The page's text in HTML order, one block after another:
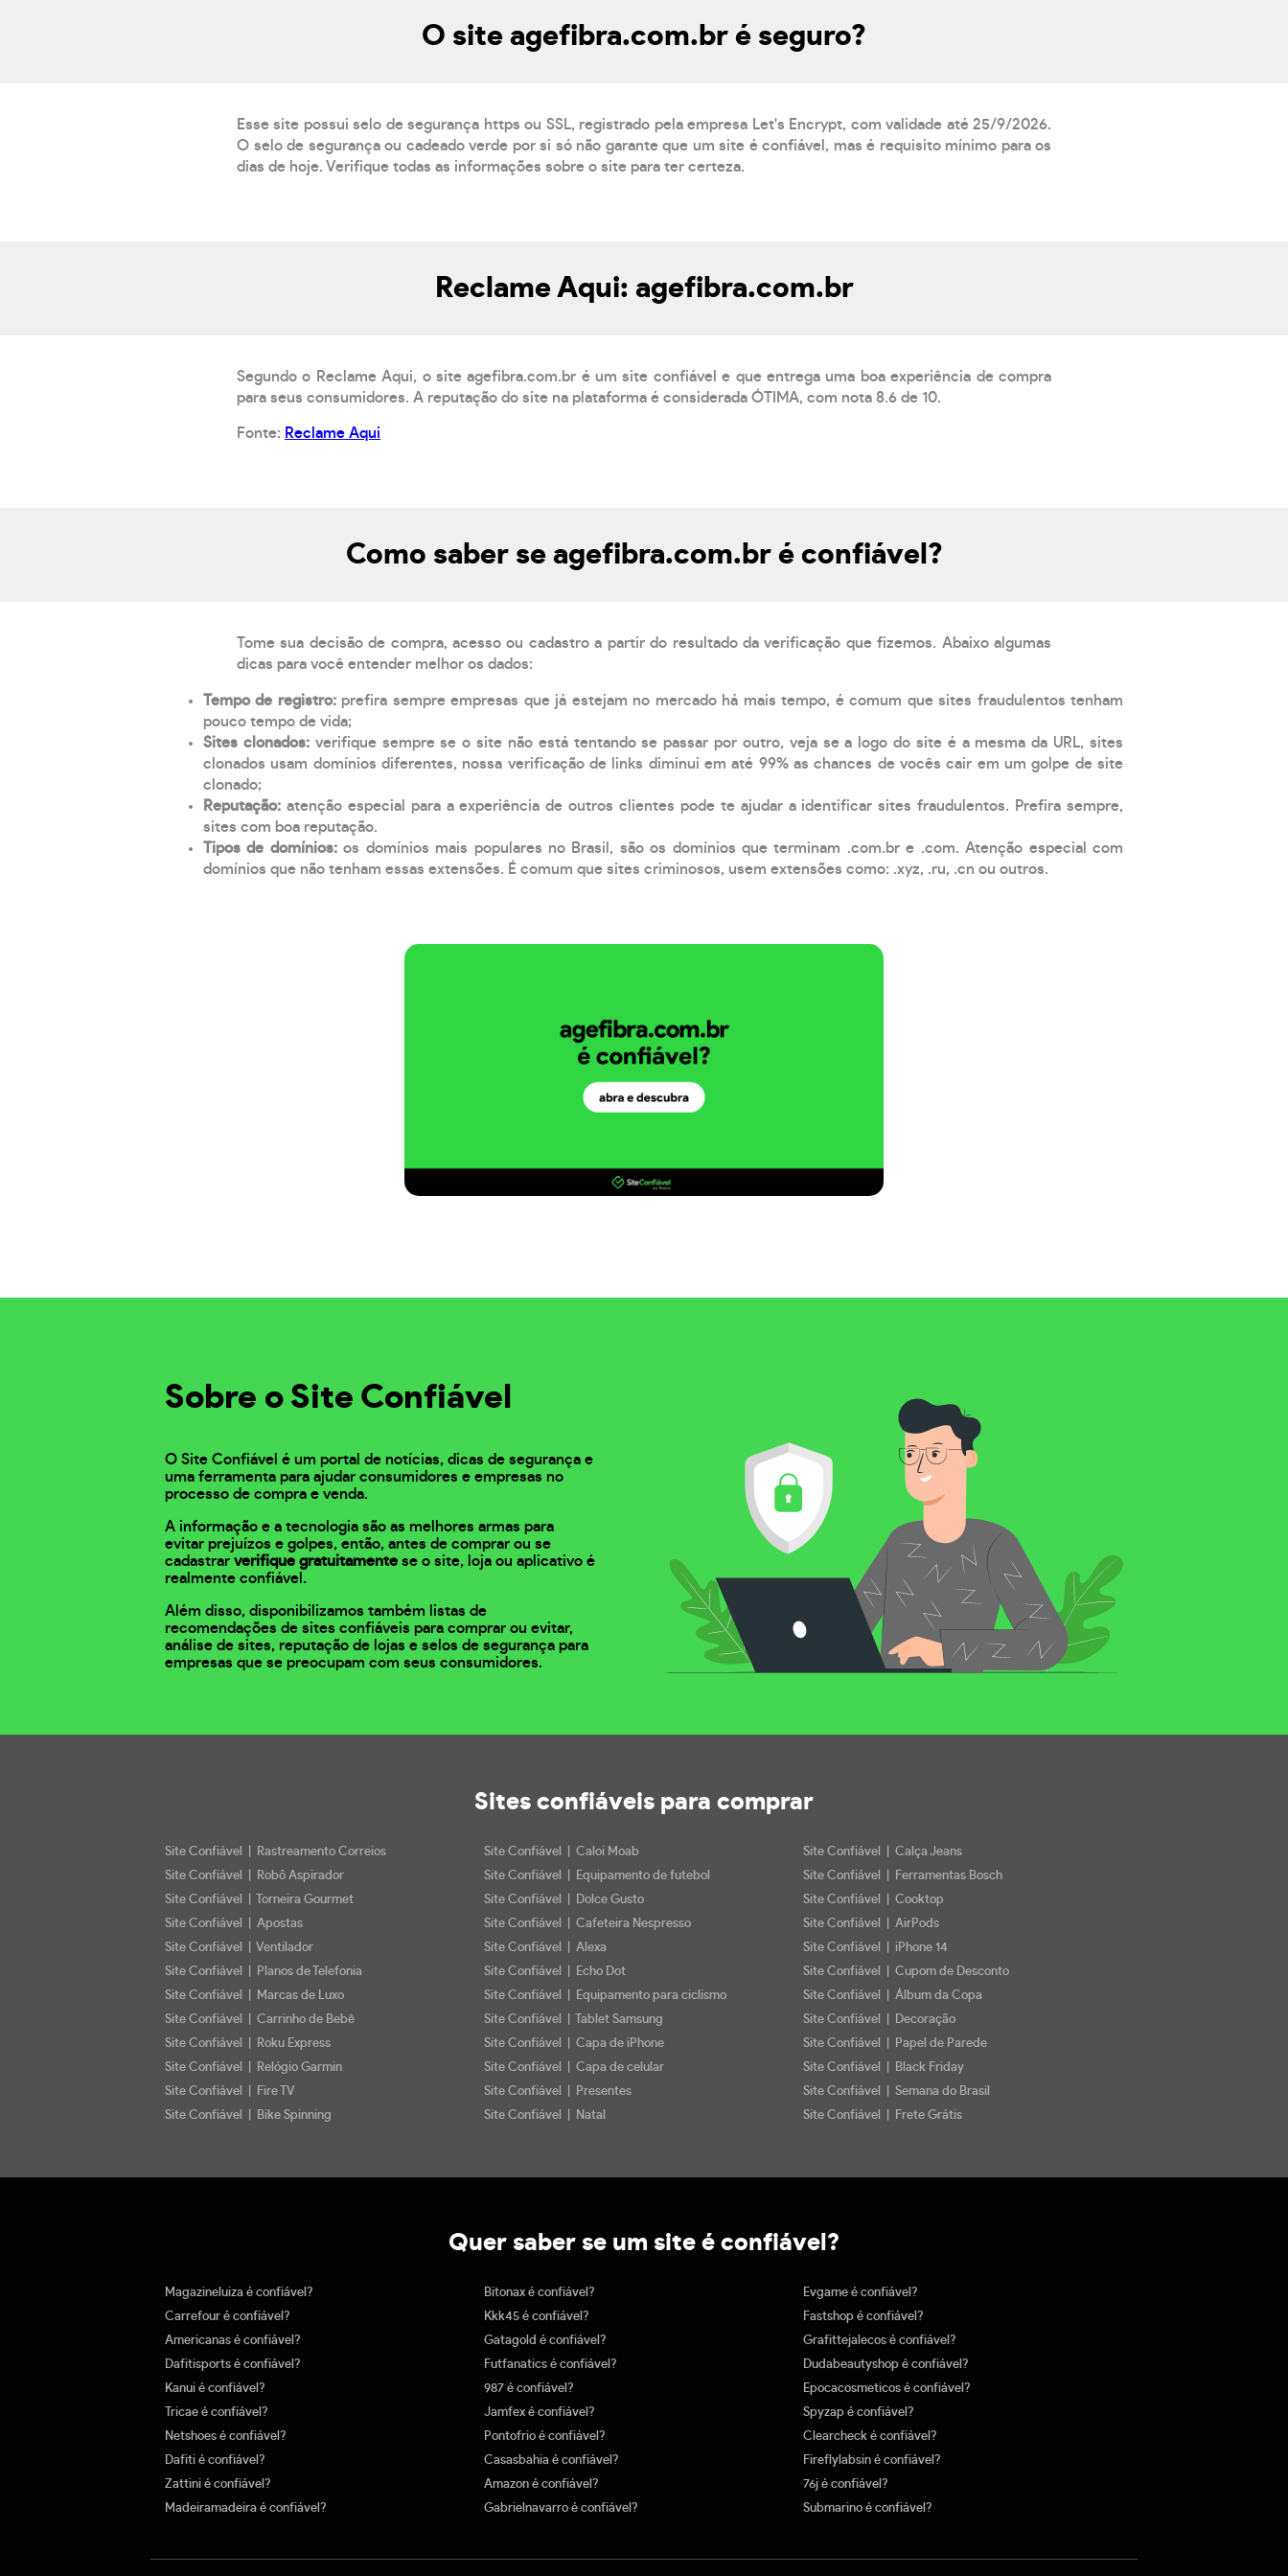
O site agefibra.com.br é seguro?
Esse site possui selo de segurança https ou SSL, registrado pela empresa Let's Encrypt, com validade até 25/9/2026.
O selo de segurança ou cadeado verde por si só não garante que um site é confiável, mas é requisito mínimo para os
dias de hoje. Verifique todas as informações sobre o site para ter certeza.
Reclame Aqui: agefibra.com.br
Segundo o Reclame Aqui, o site agefibra.com.br é um site confiável e que entrega uma boa experiência de compra
para seus consumidores. A reputação do site na plataforma é considerada ÓTIMA, com nota 8.6 de 10.
Fonte: Reclame Aqui
Como saber se agefibra.com.br é confiável?
Tome sua decisão de compra, acesso ou cadastro a partir do resultado da verificação que fizemos. Abaixo algumas
dicas para você entender melhor os dados:
Tempo de registro: prefira sempre empresas que já estejam no mercado há mais tempo, é comum que sites fraudulentos tenham
pouco tempo de vida;
Sites clonados: verifique sempre se o site não está tentando se passar por outro, veja se a logo do site é a mesma da URL, sites
clonados usam domínios diferentes, nossa verificação de links diminui em até 99% as chances de vocês cair em um golpe de site
clonado;
Reputação: atenção especial para a experiência de outros clientes pode te ajudar a identificar sites fraudulentos. Prefira sempre,
sites com boa reputação.
Tipos de domínios:os domínios mais populares no Brasil, são os domínios que terminam .com.br e .com. Atenção especial com
domínios que não tenham essas extensões. É comum que sites criminosos, usem extensões como: .xyz, .ru, .cn ou outros.
Sobre o Site Confiável
O Site Confiável é um portal de notícias, dicas de segurança e
uma ferramenta para ajudar consumidores e empresas no
processo de compra e venda.
A informação e a tecnologia são as melhores armas para
evitar prejuízos e golpes, então, antes de comprar ou se
cadastrar verifique gratuitamente se o site, loja ou aplicativo é
realmente confiável.
Além disso, disponibilizamos também listas de
recomendações de sites confiáveis para comprar ou evitar,
análise de sites, reputação de lojas e selos de segurança para
empresas que se preocupam com seus consumidores.
Sites confiáveis para comprar
Site Confiável | Rastreamento Correios
Site Confiável | Robô Aspirador
Site Confiável | Torneira Gourmet
Site Confiável | Apostas
Site Confiável | Ventilador
Site Confiável | Planos de Telefonia
Site Confiável | Marcas de Luxo
Site Confiável | Carrinho de Bebê
Site Confiável | Roku Express
Site Confiável | Relógio Garmin
Site Confiável | Fire TV
Site Confiável | Bike Spinning
Site Confiável | Caloi Moab
Site Confiável | Equipamento de futebol
Site Confiável | Dolce Gusto
Site Confiável | Cafeteira Nespresso
Site Confiável | Alexa
Site Confiável | Echo Dot
Site Confiável | Equipamento para ciclismo
Site Confiável | Tablet Samsung
Site Confiável | Capa de iPhone
Site Confiável | Capa de celular
Site Confiável | Presentes
Site Confiável | Natal
Site Confiável | Calça Jeans
Site Confiável | Ferramentas Bosch
Site Confiável | Cooktop
Site Confiável | AirPods
Site Confiável | iPhone 14
Site Confiável | Cupom de Desconto
Site Confiável | Álbum da Copa
Site Confiável | Decoração
Site Confiável | Papel de Parede
Site Confiável | Black Friday
Site Confiável | Semana do Brasil
Site Confiável | Frete Grátis
Quer saber se um site é confiável?
Magazineluiza é confiável?
Carrefour é confiável?
Americanas é confiável?
Dafitisports é confiável?
Kanui é confiável?
Tricae é confiável?
Netshoes é confiável?
Dafiti é confiável?
Zattini é confiável?
Madeiramadeira é confiável?
Bitonax é confiável?
Kkk45 é confiável?
Gatagold é confiável?
Futfanatics é confiável?
987 é confiável?
Jamfex é confiável?
Pontofrio é confiável?
Casasbahia é confiável?
Amazon é confiável?
Gabrielnavarro é confiável?
Evgame é confiável?
Fastshop é confiável?
Grafittejalecos é confiável?
Dudabeautyshop é confiável?
Epocacosmeticos é confiável?
Spyzap é confiável?
Clearcheck é confiável?
Fireflylabsin é confiável?
76j é confiável?
Submarino é confiável?